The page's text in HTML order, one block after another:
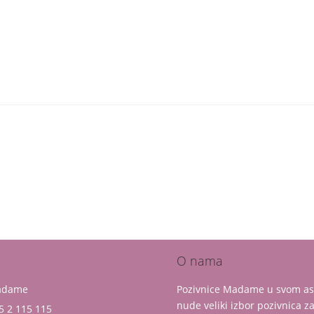
2 115 115
O nama
Pozivnice Madame u svom
nude veliki izbor pozivnica